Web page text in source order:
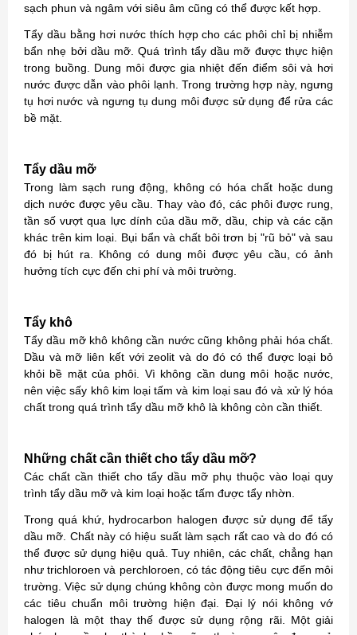
sạch phun và ngâm với siêu âm cũng có thể được kết hợp.
Tẩy dầu bằng hơi nước thích hợp cho các phôi chỉ bị nhiễm
bẩn nhẹ bởi dầu mỡ. Quá trình tẩy dầu mỡ được thực hiện
trong buồng. Dung môi được gia nhiệt đến điểm sôi và hơi
nước được dẫn vào phôi lạnh. Trong trường hợp này, ngưng
tụ hơi nước và ngưng tụ dung môi được sử dụng để rửa các
bề mặt.
Tẩy dầu mỡ
Trong làm sạch rung động, không có hóa chất hoặc dung
dịch nước được yêu cầu. Thay vào đó, các phôi được rung,
tần số vượt qua lực dính của dầu mỡ, dầu, chip và các cặn
khác trên kim loại. Bụi bẩn và chất bôi trơn bị "rũ bỏ" và sau
đó bị hút ra. Không có dung môi được yêu cầu, có ảnh
hưởng tích cực đến chi phí và môi trường.
Tẩy khô
Tẩy dầu mỡ khô không cần nước cũng không phải hóa chất.
Dầu và mỡ liên kết với zeolit ​​và do đó có thể được loại bỏ
khỏi bề mặt của phôi. Vì không cần dung môi hoặc nước,
nên việc sấy khô kim loại tấm và kim loại sau đó và xử lý hóa
chất trong quá trình tẩy dầu mỡ khô là không còn cần thiết.
Những chất cần thiết cho tẩy dầu mỡ?
Các chất cần thiết cho tẩy dầu mỡ phụ thuộc vào loại quy
trình tẩy dầu mỡ và kim loại hoặc tấm được tẩy nhờn.
Trong quá khứ, hydrocarbon halogen được sử dụng để tẩy
dầu mỡ. Chất này có hiệu suất làm sạch rất cao và do đó có
thể được sử dụng hiệu quả. Tuy nhiên, các chất, chẳng hạn
như trichloroen và perchloroen, có tác động tiêu cực đến môi
trường. Việc sử dụng chúng không còn được mong muốn do
các tiêu chuẩn môi trường hiện đại. Đại lý nói không vớ
halogen là một thay thế được sử dụng rộng rãi. Một giải